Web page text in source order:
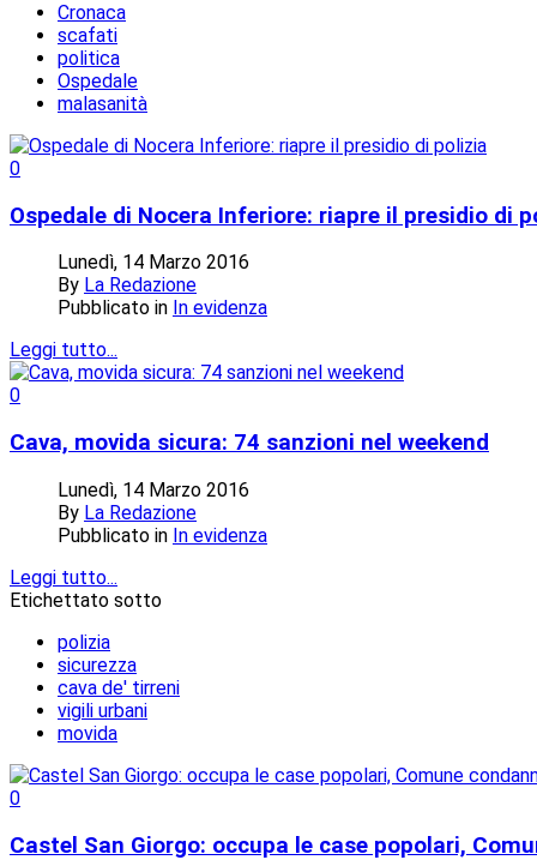
Cronaca
scafati
politica
Ospedale
malasanità
0
Ospedale di Nocera Inferiore: riapre il presidio di
Lunedì, 14 Marzo 2016
By La Redazione
Pubblicato in In evidenza
Leggi tutto...
0
Cava, movida sicura: 74 sanzioni nel weekend
Lunedì, 14 Marzo 2016
By La Redazione
Pubblicato in In evidenza
Leggi tutto...
Etichettato sotto
polizia
sicurezza
cava de' tirreni
vigili urbani
movida
0
Castel San Giorgo: occupa le case popolari,